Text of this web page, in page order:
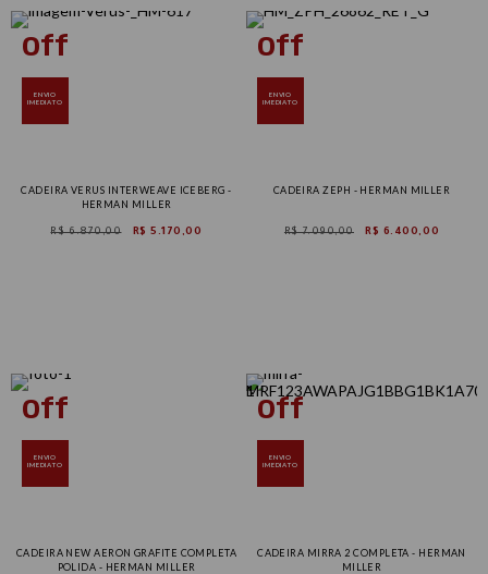
CADEIRA VERUS INTERWEAVE ICEBERG -
HERMAN MILLER
R$ 6.870,00 R$ 5.170,00
ENVIO
IMEDIATO
CADEIRA ZEPH - HERMAN MILLER
R$ 7.090,00 R$ 6.400,00
ENVIO
IMEDIATO
CADEIRA NEW AERON GRAFITE COMPLETA
POLIDA - HERMAN MILLER
ENVIO
IMEDIATO
CADEIRA MIRRA 2 COMPLETA - HERMAN
MILLER
ENVIO
IMEDIATO